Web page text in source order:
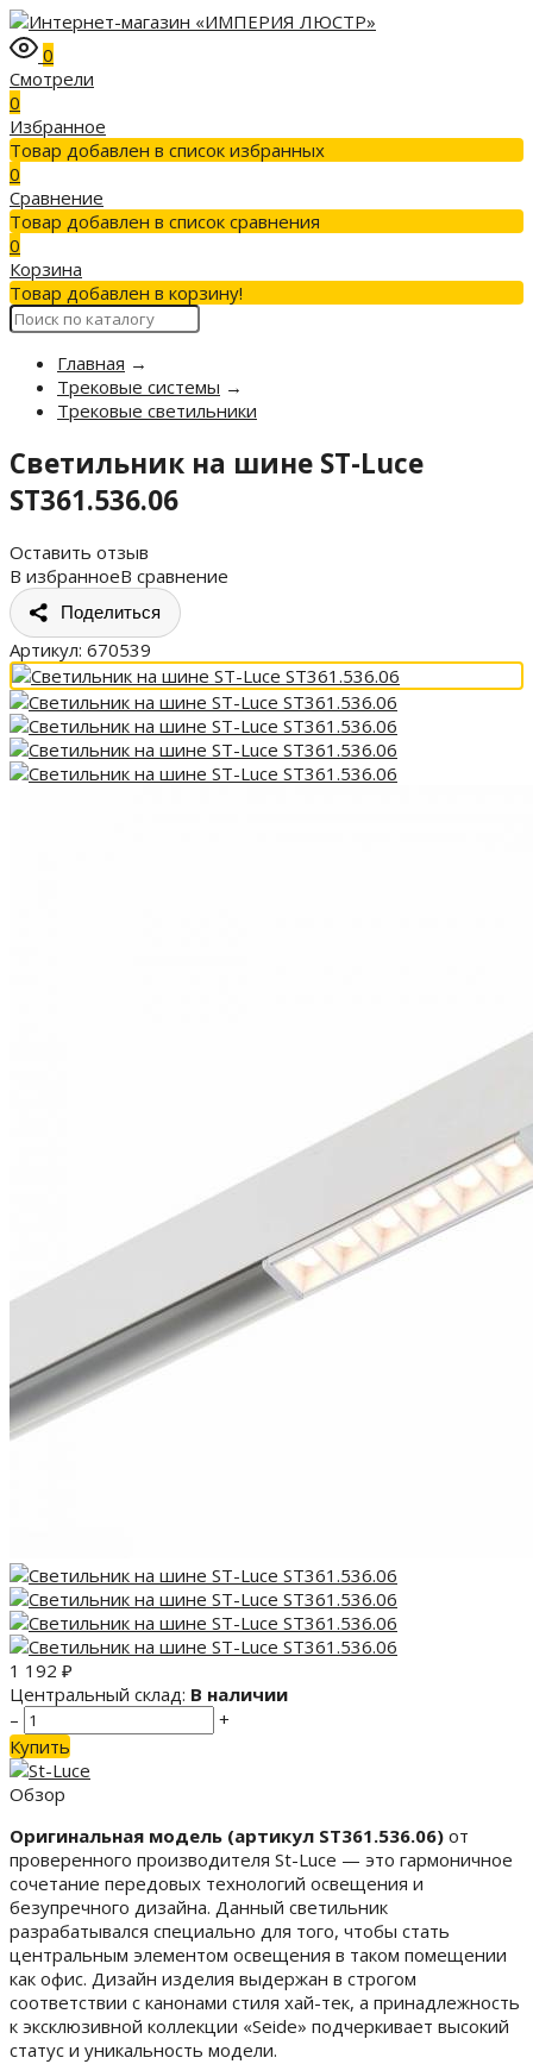
0
Смотрели
0
Избранное
Товар добавлен в список избранных
0
Сравнение
Товар добавлен в список сравнения
0
Корзина
Товар добавлен в корзину!
Главная →
Трековые системы →
Трековые светильники
Светильник на шине ST-Luce
ST361.536.06
Оставить отзыв
В избранноеВ сравнение
Поделиться
Артикул: 670539
1 192 ₽
Центральный склад: В наличии
–
+
Купить
Обзор
Оригинальная модель (артикул ST361.536.06) от
проверенного производителя St-Luce — это гармоничное
сочетание передовых технологий освещения и
безупречного дизайна. Данный светильник
разрабатывался специально для того, чтобы стать
центральным элементом освещения в таком помещении
как офис. Дизайн изделия выдержан в строгом
соответствии с канонами стиля хай-тек, а принадлежность
к эксклюзивной коллекции «Seide» подчеркивает высокий
статус и уникальность модели.